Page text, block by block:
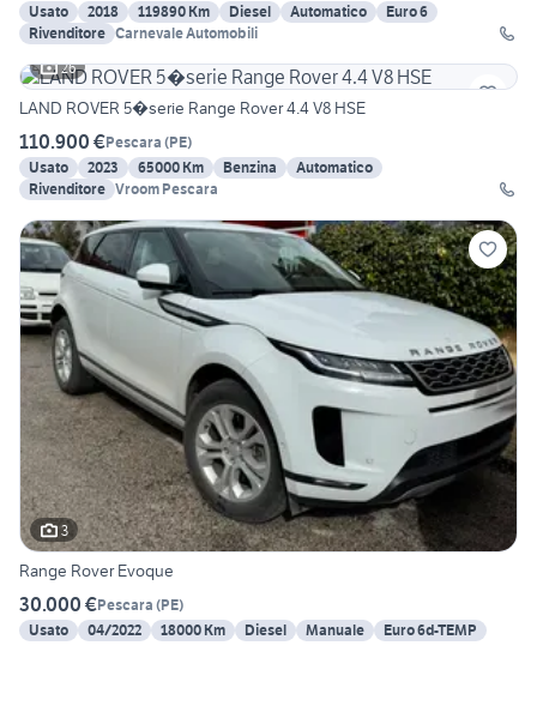
Usato
2018 119890 Km Diesel Automatico
Euro 6
Rivenditore Carnevale Automobili
26
LAND ROVER 5�serie Range Rover 4.4 V8 HSE
110.900 €Pescara (PE)
Usato
2023 65000 Km Benzina
Automatico
Rivenditore Vroom Pescara
3
Range Rover Evoque
30.000 €Pescara (PE)
Usato
04/2022 18000 Km Diesel Manuale Euro 6d-TEMP